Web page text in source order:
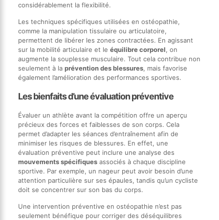
considérablement la flexibilité.
Les techniques spécifiques utilisées en ostéopathie,
comme la manipulation tissulaire ou articulatoire,
permettent de libérer les zones contractées. En agissant
sur la mobilité articulaire et le équilibre corporel, on
augmente la souplesse musculaire. Tout cela contribue non
seulement à la prévention des blessures, mais favorise
également l’amélioration des performances sportives.
Les bienfaits d’une évaluation préventive
Évaluer un athlète avant la compétition offre un aperçu
précieux des forces et faiblesses de son corps. Cela
permet d’adapter les séances d’entraînement afin de
minimiser les risques de blessures. En effet, une
évaluation préventive peut inclure une analyse des
mouvements spécifiquesassociés à chaque discipline
sportive. Par exemple, un nageur peut avoir besoin d’une
attention particulière sur ses épaules, tandis qu’un cycliste
doit se concentrer sur son bas du corps.
Une intervention préventive en ostéopathie n’est pas
seulement bénéfique pour corriger des déséquilibres